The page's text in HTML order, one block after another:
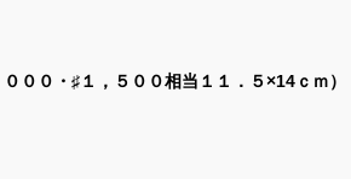
００・♯１，５００相当１１．５×14ｃｍ）